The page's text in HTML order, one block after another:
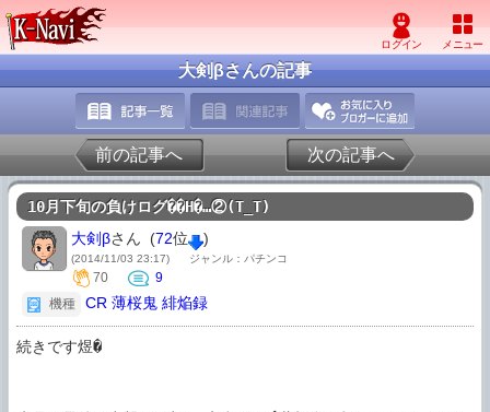
大剣βさんの記事
前の記事へ 次の記事へ
10月下旬の負けログ��H�…②(T_T)
大剣βさん (72位 )
(2014/11/03 23:17) ジャンル：パチンコ
70
9
機種
CR 薄桜鬼 緋焔録
続きです煜�